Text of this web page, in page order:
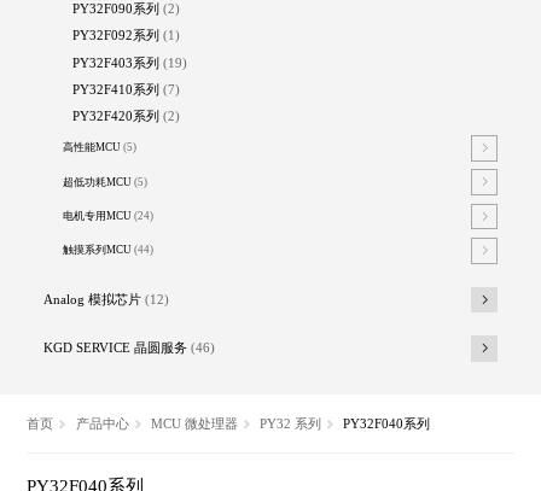
PY32F090系列(2)
PY32F092系列(1)
PY32F403系列(19)
PY32F410系列(7)
PY32F420系列(2)
高性能MCU(5)
超低功耗MCU(5)
电机专用MCU(24)
触摸系列MCU(44)
Analog 模拟芯片 (12)
KGD SERVICE 晶圆服务 (46)
首页 产品中心 MCU 微处理器 PY32 系列 PY32F040系列
PY32F040系列